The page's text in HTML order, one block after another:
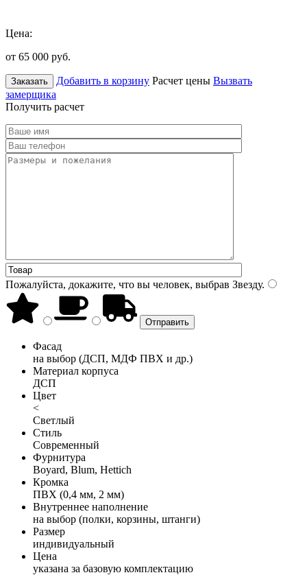
Цена:
от 65 000 руб.
Заказать Добавить в корзину Расчет цены Вызвать
замерщика
Получить расчет
Пожалуйста, докажите, что вы человек, выбрав Звезду.
Фасад
на выбор (ДСП, МДФ ПВХ и др.)
Материал корпуса
ДСП
Цвет
<
Светлый
Стиль
Современный
Фурнитура
Boyard, Blum, Hettich
Кромка
ПВХ (0,4 мм, 2 мм)
Внутреннее наполнение
на выбор (полки, корзины, штанги)
Размер
индивидуальный
Цена
указана за базовую комплектацию